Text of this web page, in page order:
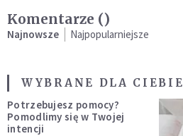
Komentarze ()
Najnowsze Najpopularniejsze
WYBRANE DLA CIEBIE
Potrzebujesz pomocy?
Pomodlimy się w Twojej
intencji